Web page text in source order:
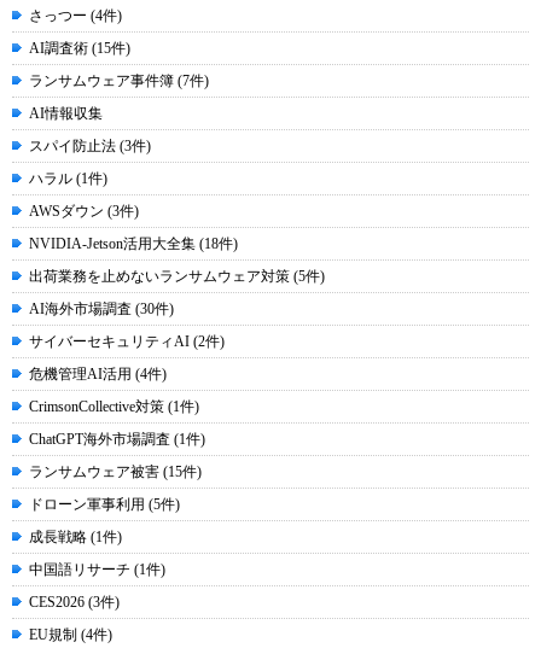
さっつー (4件)
AI調査術 (15件)
ランサムウェア事件簿 (7件)
AI情報収集
スパイ防止法 (3件)
ハラル (1件)
AWSダウン (3件)
NVIDIA-Jetson活用大全集 (18件)
出荷業務を止めないランサムウェア対策 (5件)
AI海外市場調査 (30件)
サイバーセキュリティAI (2件)
危機管理AI活用 (4件)
CrimsonCollective対策 (1件)
ChatGPT海外市場調査 (1件)
ランサムウェア被害 (15件)
ドローン軍事利用 (5件)
成長戦略 (1件)
中国語リサーチ (1件)
CES2026 (3件)
EU規制 (4件)